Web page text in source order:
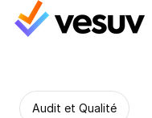
Audit et Qualité